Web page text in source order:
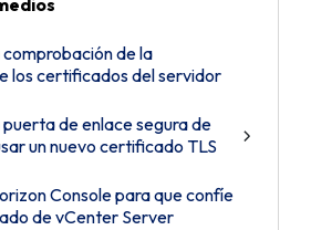
de la
los certificados del servidor
de enlace segura de
un nuevo certificado TLS
Console para que confíe
de vCenter Server